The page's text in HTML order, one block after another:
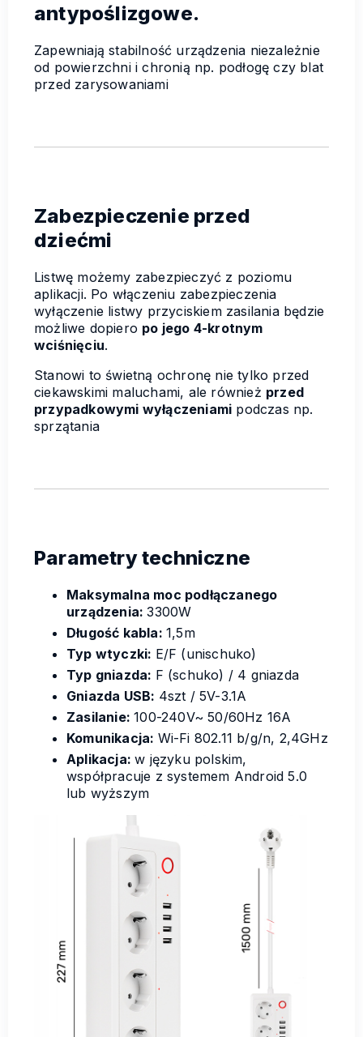
antypoślizgowe.
Zapewniają stabilność urządzenia niezależnie
od powierzchni i chronią np. podłogę czy blat
przed zarysowaniami
Zabezpieczenie przed
dziećmi
Listwę możemy zabezpieczyć z poziomu
aplikacji. Po włączeniu zabezpieczenia
wyłączenie listwy przyciskiem zasilania będzie
możliwe dopiero po jego 4-krotnym
wciśnięciu.
Stanowi to świetną ochronę nie tylko przed
ciekawskimi maluchami, ale również przed
przypadkowymi wyłączeniami podczas np.
sprzątania
Parametry techniczne
Maksymalna moc podłączanego
urządzenia:3300W
Długość kabla: 1,5m
Typ wtyczki: E/F (unischuko)
Typ gniazda: F (schuko) / 4 gniazda
Gniazda USB: 4szt / 5V-3.1A
Zasilanie:100-240V~ 50/60Hz 16A
Komunikacja: Wi-Fi 802.11 b/g/n, 2,4GHz
Aplikacja:w języku polskim,
współpracuje z systemem Android 5.0
lub wyższym